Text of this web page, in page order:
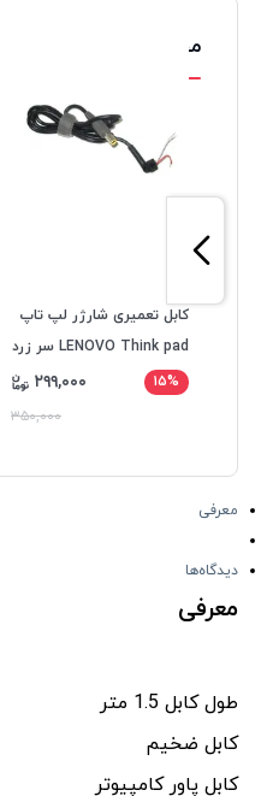
محصولات مشابه
کابل تعمیری شارژر لپ تاپ
LENOVO Think pad سر زرد
فیش 7.5*5.5 میلیمتر
۱۵% ۲۹۹,۰۰۰
۳۵۰,۰۰۰
معرفی
دیدگاه‌ها
معرفی
طول کابل 1.5 متر
کابل ضخیم
کابل پاور کامپیوتر